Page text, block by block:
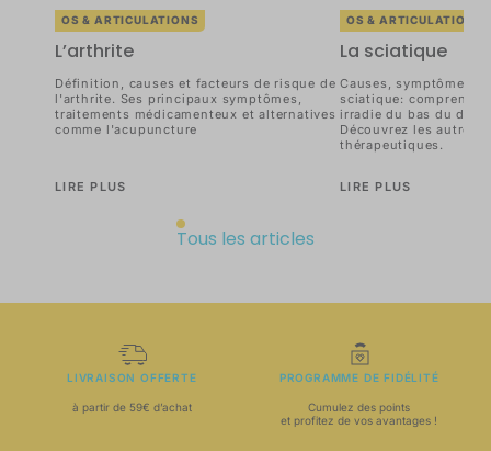
OS & ARTICULATIONS
L’arthrite
Définition, causes et facteurs de risque de
l'arthrite. Ses principaux symptômes,
traitements médicamenteux et alternatives
comme l'acupuncture
LIRE PLUS
OS & ARTICULATIONS
La sciatique
Causes, symptômes
sciatique:
irradie du bas du dos
Découvrez les autres
thérapeutiques.
LIRE PLUS
Tous les articles
LIVRAISON OFFERTE
à partir de 59€ d’achat
PROGRAMME DE FIDÉLITÉ
Cumulez des points
et profitez de vos avantages !